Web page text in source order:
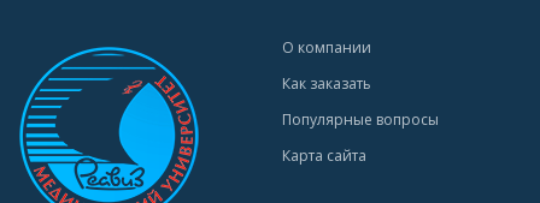
О компании
Как заказать
Популярные вопросы
Карта сайта